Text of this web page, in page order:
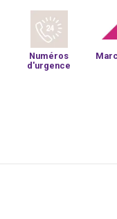
Numéros
d'urgence